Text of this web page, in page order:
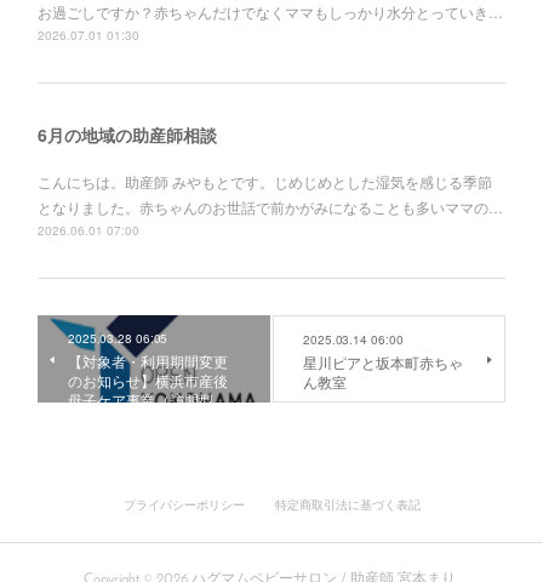
お過ごしですか？赤ちゃんだけでなくママもしっかり水分とっていき…
2026.07.01 01:30
6月の地域の助産師相談
こんにちは。助産師 みやもとです。じめじめとした湿気を感じる季節
となりました。赤ちゃんのお世話で前かがみになることも多いママの…
2026.06.01 07:00
2025.03.28 06:05
【対象者・利用期間変更
のお知らせ】横浜市産後
母子ケア事業（訪問型…
2025.03.14 06:00
星川ピアと坂本町赤ちゃ
ん教室
プライバシーポリシー 特定商取引法に基づく表記